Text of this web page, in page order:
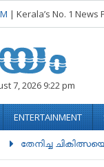
| Kerala’s No. 1 News
7, 2026 9:22 pm
ENTERTAINMENT
തേനിച്ച